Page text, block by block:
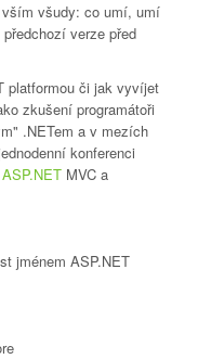
všudy: co umí, umí
verze před
platformou či jak vyvíjet
zkušení programátoři
.NETem a v mezích
konferenci
ASP.NET MVC a
jménem ASP.NET